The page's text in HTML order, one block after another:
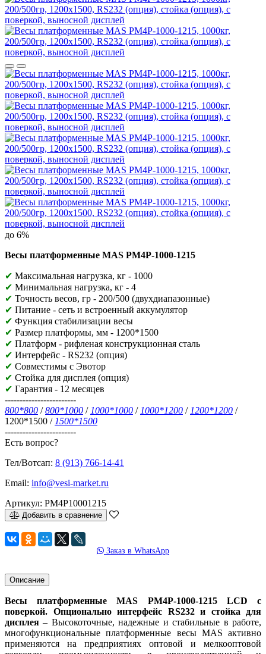
до 6%
Весы платформенные MAS PM4P-1000-1215
✔ Максимальная нагрузка, кг - 1000
✔ Минимальная нагрузка, кг - 4
✔ Точность весов, гр - 200/500 (двухдиапазонные)
✔ Питание - сеть и встроенный аккумулятор
✔ Функция стабилизации весы
✔ Размер платформы, мм - 1200*1500
✔ Платформ - рифленая конструкционная сталь
✔ Интерфейс - RS232 (опция)
✔ Совместимы с Эвотор
✔ Стойка для дисплея (опция)
✔ Гарантия - 12 месяцев
------------------------
800*800 /800*1000 / 1000*1000 / 1000*1200 / 1200*1200 /
1200*1500 / 1500*1500
------------------------
Есть вопрос?
Тел/Вотсап: 8 (913) 766-14-41
Email: info@vesi-market.ru
Артикул: PM4P10001215
Добавить в сравнение
Заказ в WhatsApp
Описание
Весы платформенные MAS PM4P-1000-1215 LCD с
поверкой. Опционально интерфейс RS232 и стойка для
дисплея – Высокоточные, надежные и стабильные в работе,
многофункциональные платформенные весы MAS активно
применяются на предприятиях оптовой и мелкооптовой